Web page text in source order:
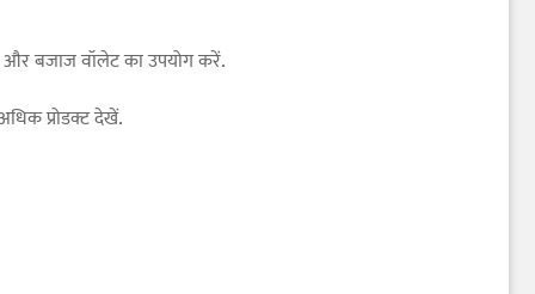
बजाज वॉलेट का उपयोग करें.
प्रोडक्ट देखें.